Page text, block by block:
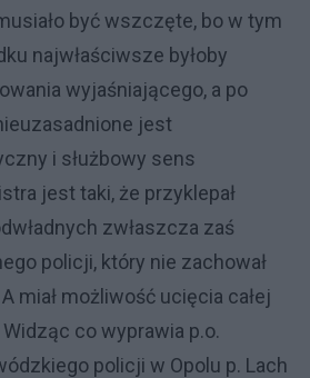
być wszczęte, bo w tym
najwłaściwsze byłoby
wyjaśniającego, a po
jest
i służbowy sens
jest taki, że przyklepał
zwłaszcza zaś
policji, który nie zachował
miał możliwość ucięcia całej
co wyprawia p.o.
policji w Opolu p. Lach